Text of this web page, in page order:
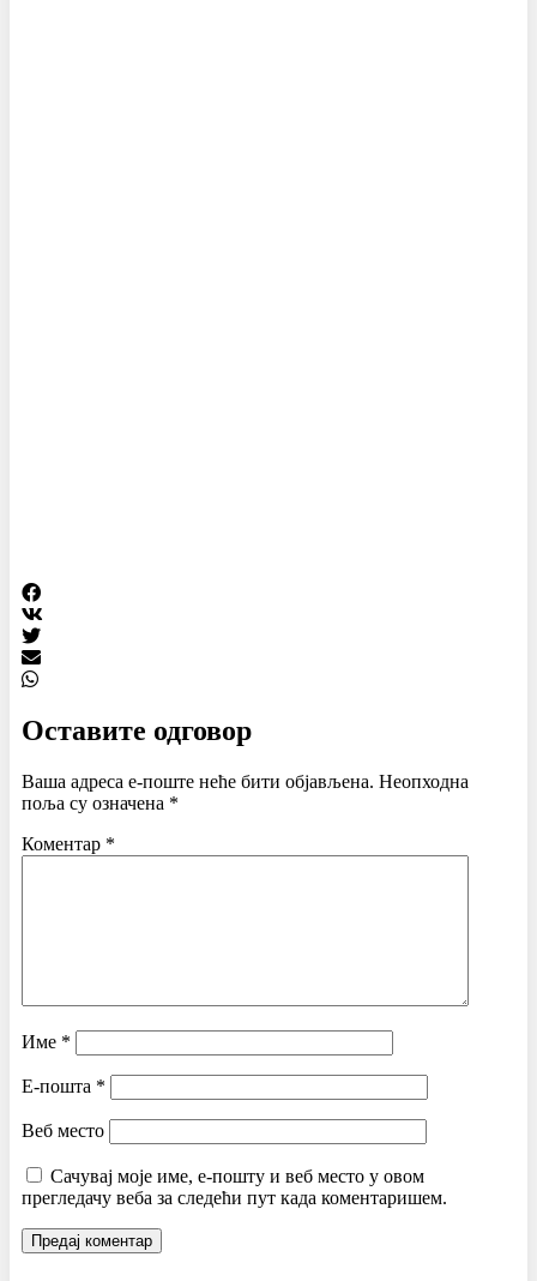
Оставите одговор
Ваша адреса е-поште неће бити објављена. Неопходна
поља су означена *
Коментар *
Име *
Е-пошта *
Веб место
Сачувај моје име, е-пошту и веб место у овом
прегледачу веба за следећи пут када коментаришем.